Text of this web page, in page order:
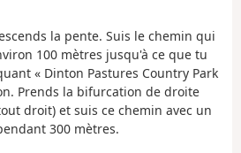
la pente. Suis le chemin qui
100 mètres jusqu'à ce que tu
« Dinton Pastures Country Park
Prends la bifurcation de droite
droit) et suis ce chemin avec un
300 mètres.